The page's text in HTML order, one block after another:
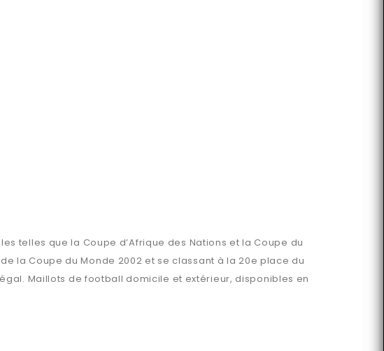
telles que la Coupe d’Afrique des Nations et la Coupe du
la Coupe du Monde 2002 et se classant à la 20e place du
Maillots de football domicile et extérieur, disponibles en